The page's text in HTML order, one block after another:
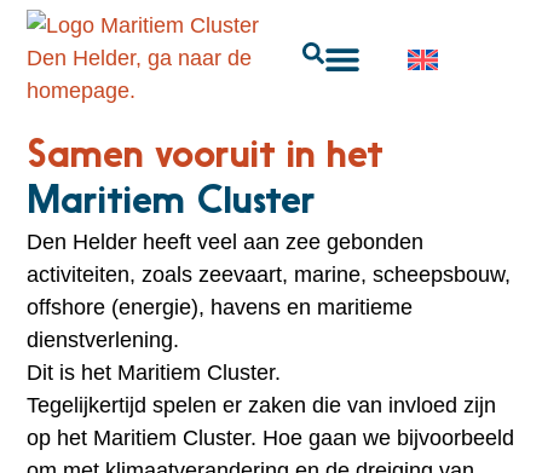
Samen vooruit in het
Maritiem Cluster
Den Helder heeft veel aan zee gebonden
activiteiten, zoals zeevaart, marine, scheepsbouw,
offshore (energie), havens en maritieme
dienstverlening.
Dit is het Maritiem Cluster.
Tegelijkertijd spelen er zaken die van invloed zijn
op het Maritiem Cluster. Hoe gaan we bijvoorbeeld